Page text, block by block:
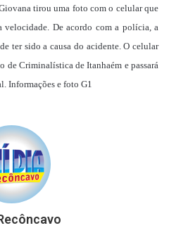
tirou uma foto com o celular que
De acordo com a polícia, a
ter sido a causa do acidente. O celular
Criminalística de Itanhaém e passará
Informações e foto G1